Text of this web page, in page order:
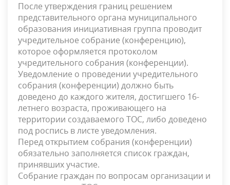
После утверждения границ решением
представительного органа муниципального
образования инициативная группа проводит
учредительное собрание (конференцию),
которое оформляется протоколом
учредительного собрания (конференции).
Уведомление о проведении учредительного
собрания (конференции) должно быть
доведено до каждого жителя, достигшего 16-
летнего возраста, проживающего на
территории создаваемого ТОС, либо доведено
под роспись в листе уведомления.
Перед открытием собрания (конференции)
обязательно заполняется список граждан,
принявших участие.
Собрание граждан по вопросам организации и